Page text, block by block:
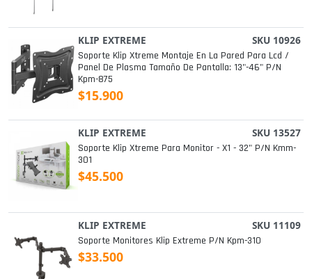
KLIP EXTREME SKU 10926
Soporte Klip Xtreme Montaje En La Pared Para Lcd /
Panel De Plasma Tamaño De Pantalla: 13"-46" P/n
Kpm-875
$15.900
KLIP EXTREME SKU 13527
Soporte Klip Xtreme Para Monitor - X1 - 32" P/n Kmm-
301
$45.500
KLIP EXTREME SKU 11109
Soporte Monitores Klip Extreme P/n Kpm-310
$33.500